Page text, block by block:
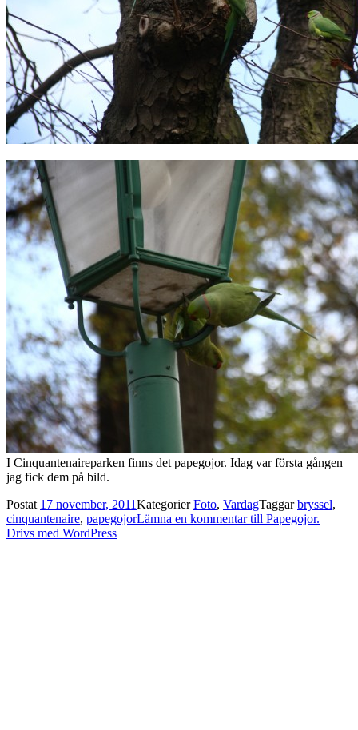
I Cinquantenaireparken finns det papegojor. Idag var första gången
jag fick dem på bild.
Postat 17 november, 2011KategorierFoto, VardagTaggarbryssel,
cinquantenaire, papegojorLämna en kommentartill Papegojor.
Drivs med WordPress